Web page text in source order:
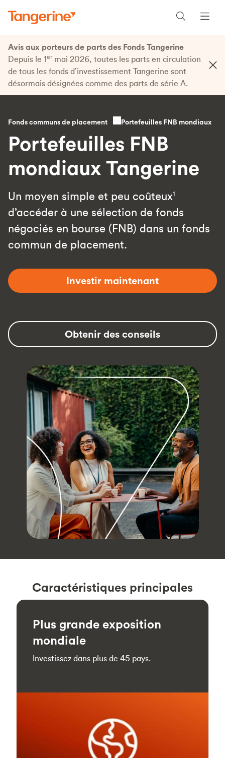
Avis aux porteurs de parts des Fonds Tangerine
Depuis le 1ermai 2026, toutes les parts en circulation
de tous les fonds d’investissement Tangerine sont
désormais désignées comme des parts de série A.
Fonds communs de placement Portefeuilles FNB mondiaux
Portefeuilles FNB
mondiaux Tangerine
Un moyen simple et peu coûteux1
d’accéder à une sélection de fonds
négociés en bourse (FNB) dans un fonds
commun de placement.
Investir maintenant
Obtenir des conseils
Caractéristiques principales
Plus grande exposition
mondiale
Investissez dans plus de 45 pays.